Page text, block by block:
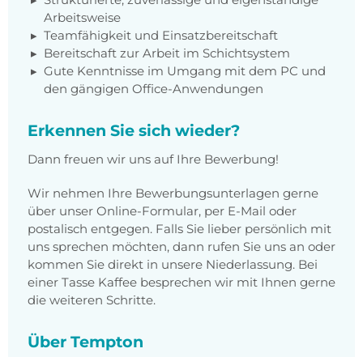
Arbeitsweise
Teamfähigkeit und Einsatzbereitschaft
Bereitschaft zur Arbeit im Schichtsystem
Gute Kenntnisse im Umgang mit dem PC und
den gängigen Office-Anwendungen
Erkennen Sie sich wieder?
Dann freuen wir uns auf Ihre Bewerbung!
Wir nehmen Ihre Bewerbungsunterlagen gerne
über unser Online-Formular, per E-Mail oder
postalisch entgegen. Falls Sie lieber persönlich mit
uns sprechen möchten, dann rufen Sie uns an oder
kommen Sie direkt in unsere Niederlassung. Bei
einer Tasse Kaffee besprechen wir mit Ihnen gerne
die weiteren Schritte.
Über Tempton